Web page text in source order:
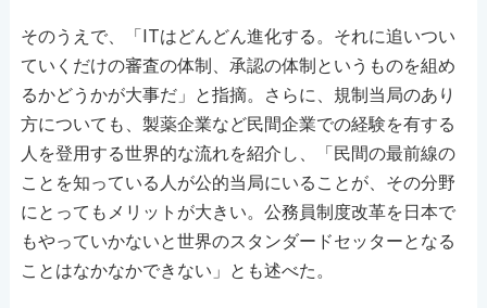
そのうえで、「ITはどんどん進化する。それに追いつい
ていくだけの審査の体制、承認の体制というものを組め
るかどうかが大事だ」と指摘。さらに、規制当局のあり
方についても、製薬企業など民間企業での経験を有する
人を登用する世界的な流れを紹介し、「民間の最前線の
ことを知っている人が公的当局にいることが、その分野
にとってもメリットが大きい。公務員制度改革を日本で
もやっていかないと世界のスタンダードセッターとなる
ことはなかなかできない」とも述べた。